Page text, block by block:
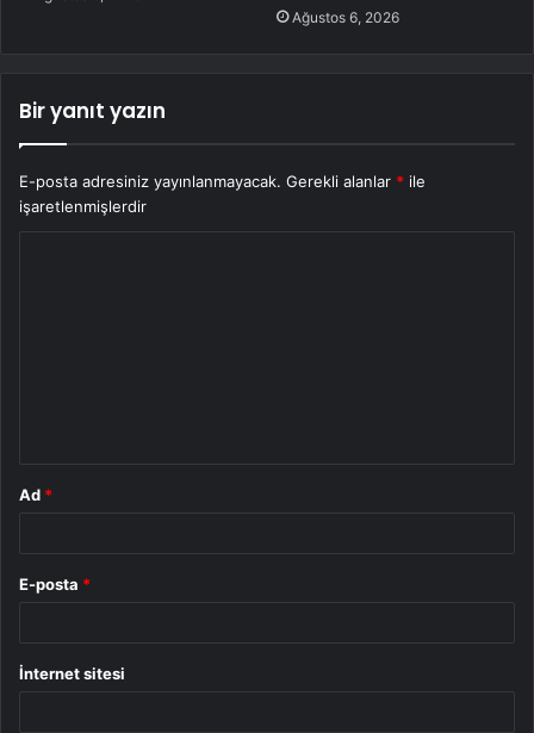
Ağustos 6, 2026
Bir yanıt yazın
E-posta adresiniz yayınlanmayacak. Gerekli alanlar * ile
işaretlenmişlerdir
Ad *
E-posta *
İnternet sitesi